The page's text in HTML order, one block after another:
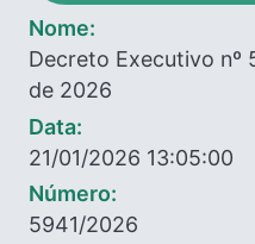
Nome:
Decreto Executivo nº
de 2026
Data:
21/01/2026 13:05:00
Número:
5941/2026